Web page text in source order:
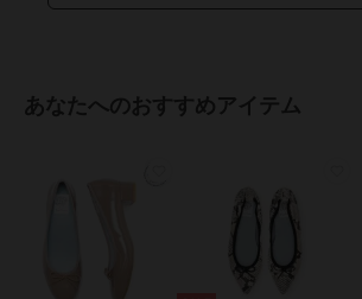
コールグレー、グレー、ライ
ルー、ピンクゴールド、ピン
7サイズ展開
商品のお取り扱い方法
あなたへのおすすめアイテム